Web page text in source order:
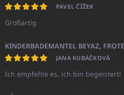
PAVEL ČÍŽEK
Großartig
JANA KUBÁČKOVÁ
Ich empfehle es, ich bin begeistert!